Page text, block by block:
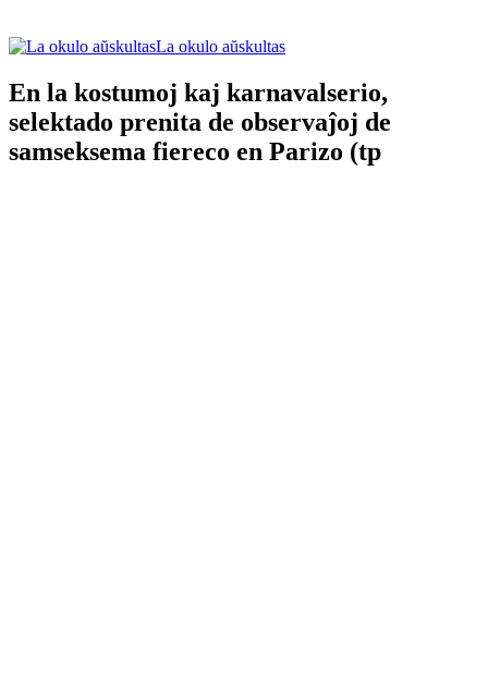
La okulo aŭskultas
En la kostumoj kaj karnavalserio,
selektado prenita de observaĵoj de
samseksema fiereco en Parizo (tp